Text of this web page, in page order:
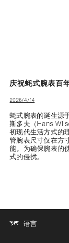
庆祝蚝式腕表百
2026/4/14
蚝式腕表的诞生源
斯多夫（Hans
初现代生活方式的
管腕表尺寸仅在方
能。为确保腕表的
式的侵扰。
语言